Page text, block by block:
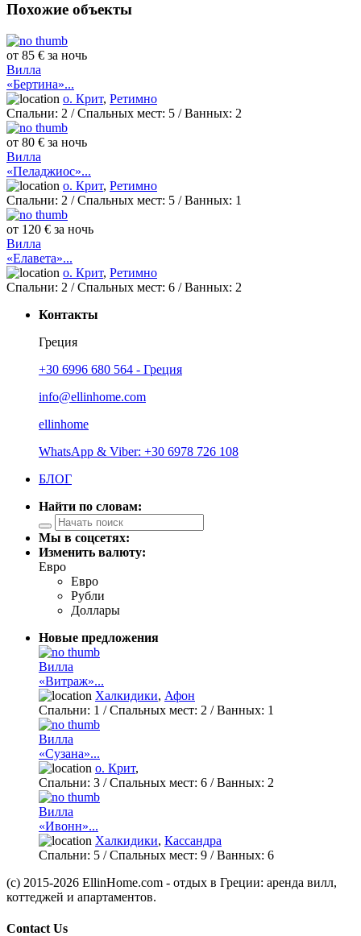
Похожие объекты
от 85 € за ночь
Вилла
«Бертина»...
о. Крит, Ретимно
Спальни: 2 / Спальных мест: 5 /Ванных: 2
от 80 € за ночь
Вилла
«Пеладжиос»...
о. Крит, Ретимно
Спальни: 2 / Спальных мест: 5 /Ванных: 1
от 120 € за ночь
Вилла
«Елавета»...
о. Крит, Ретимно
Спальни: 2 / Спальных мест: 6 /Ванных: 2
Контакты
Греция
+30 6996 680 564 - Греция
info@ellinhome.com
ellinhome
WhatsApp & Viber: +30 6978 726 108
БЛОГ
Найти по словам:
Мы в соцсетях:
Изменить валюту:
Евро
Евро
Рубли
Доллары
Новые предложения
Вилла
«Витраж»...
Халкидики, Афон
Спальни: 1 / Спальных мест: 2 /Ванных: 1
Вилла
«Сузана»...
о. Крит,
Спальни: 3 / Спальных мест: 6 /Ванных: 2
Вилла
«Ивонн»...
Халкидики, Кассандра
Спальни: 5 / Спальных мест: 9 /Ванных: 6
(c) 2015-2026 EllinHome.com - отдых в Греции: аренда вилл,
коттеджей и апартаментов.
Contact Us